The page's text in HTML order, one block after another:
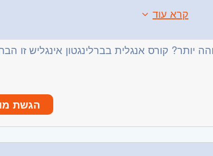
קרא עוד
קורס אנגלית בברלינגטון אינגליש זו
הגשת